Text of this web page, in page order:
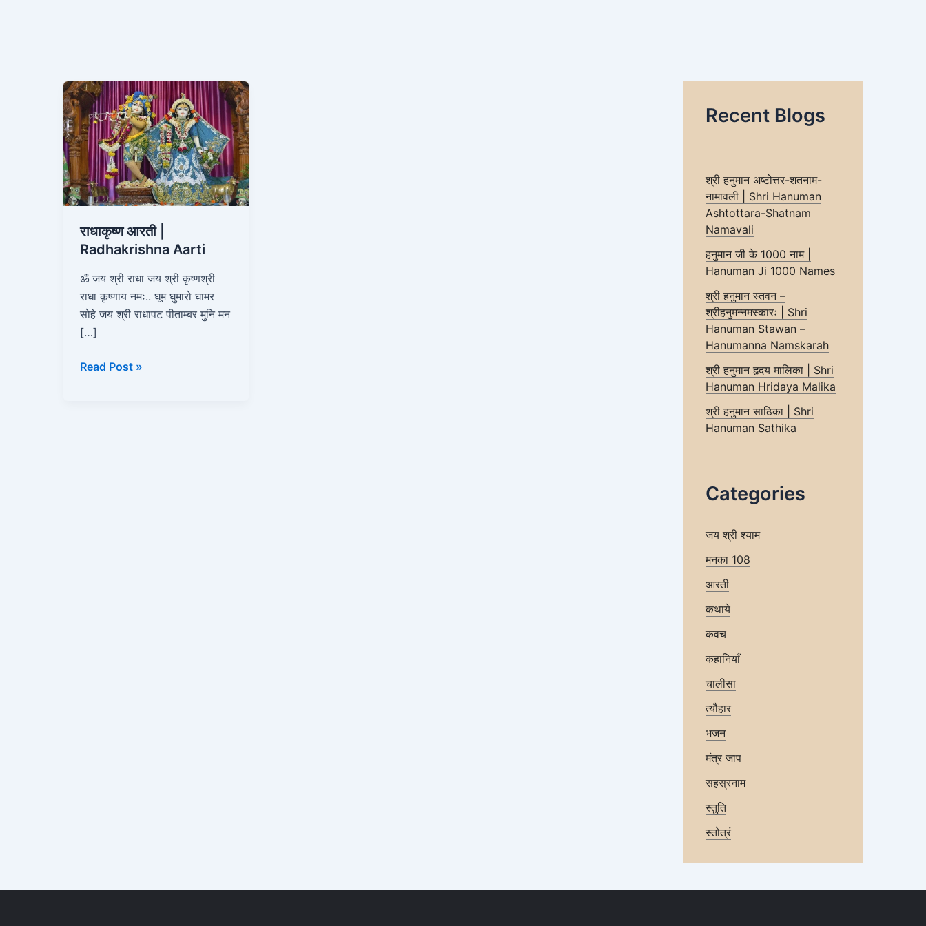
राधाकृष्ण आरती |
Radhakrishna Aarti
ॐ जय श्री राधा जय श्री कृष्णश्री
राधा कृष्णाय नमः.. घूम घुमारो घामर
सोहे जय श्री राधापट पीताम्बर मुनि मन
[…]
राधाकृष्ण
आरती
|
Radhakrishna
Aarti
Read Post »
Recent Blogs
श्री हनुमान अष्टोत्तर-शतनाम-
नामावली | Shri Hanuman
Ashtottara-Shatnam
Namavali
हनुमान जी के 1000 नाम |
Hanuman Ji 1000 Names
श्री हनुमान स्तवन –
श्रीहनुमन्नमस्कारः | Shri
Hanuman Stawan –
Hanumanna Namskarah
श्री हनुमान हृदय मालिका | Shri
Hanuman Hridaya Malika
श्री हनुमान साठिका | Shri
Hanuman Sathika
Categories
जय श्री श्याम
मनका 108
आरती
कथाये
कवच
कहानियाँ
चालीसा
त्यौहार
भजन
मंत्र जाप
सहस्रनाम
स्तुति
स्तोत्रं